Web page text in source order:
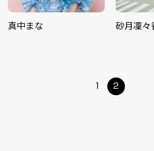
真中まな 砂月凜々
1 2